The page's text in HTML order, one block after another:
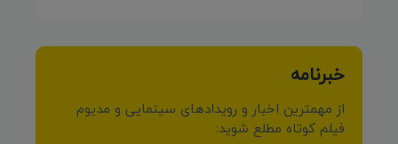
خبرنامه
از مهمترین اخبار و رویدادهای سینمایی و مدیوم
فیلم کوتاه مطلع شوید: